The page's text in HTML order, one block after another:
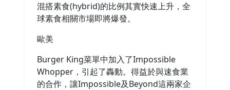
混搭素食(hybrid)的比例其實快速上升，全
球素食相關市場即將爆發。
歐美
Burger King菜單中加入了Impossible
Whopper，引起了轟動。得益於與速食業
的合作，讓Impossible及Beyond這兩家企